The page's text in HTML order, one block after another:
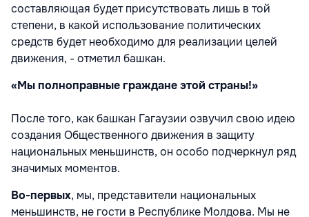
составляющая будет присутствовать лишь в той
степени, в какой использование политических
средств будет необходимо для реализации целей
движения, - отметил башкан.
«Мы полноправные граждане этой страны!»
После того, как башкан Гагаузии озвучил свою идею
создания Общественного движения в защиту
национальных меньшинств, он особо подчеркнул ряд
значимых моментов.
Во-первых, мы, представители национальных
меньшинств, не гости в Республике Молдова. Мы не